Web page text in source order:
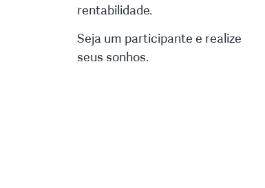
rentabilidade.
Seja um participante e realize
seus sonhos.